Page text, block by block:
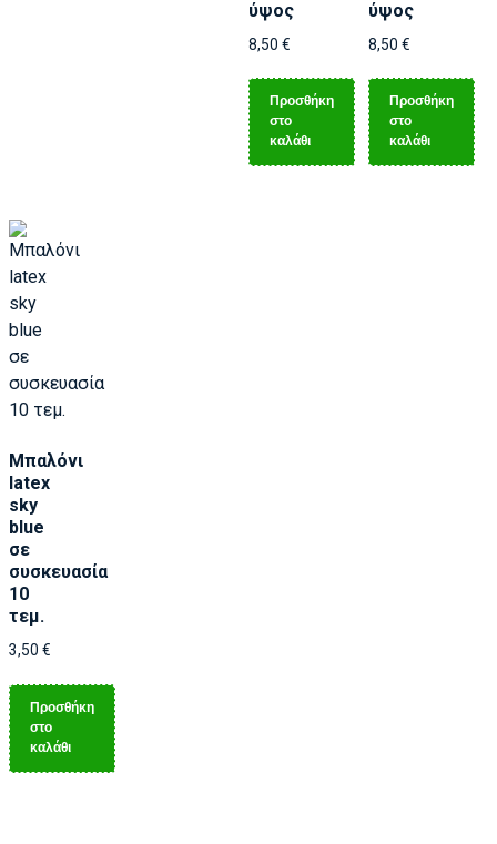
ύψος
8,50 €
Προσθήκη
στο
καλάθι
ύψος
8,50 €
Προσθήκη
στο
καλάθι
Μπαλόνι
latex
sky
blue
σε
συσκευασία
10
τεμ.
3,50 €
Προσθήκη
στο
καλάθι